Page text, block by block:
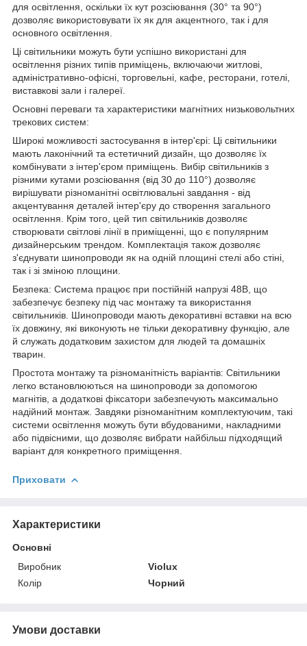
для освітлення, оскільки їх кут розсіювання (30° та 90°)
дозволяє використовувати їх як для акцентного, так і для
основного освітлення.
Ці світильники можуть бути успішно використані для
освітлення різних типів приміщень, включаючи житлові,
адміністративно-офісні, торговельні, кафе, ресторани, готелі,
виставкові зали і галереї.
Основні переваги та характеристики магнітних низьковольтних
трекових систем:
Широкі можливості застосування в інтер'єрі: Ці світильники
мають лаконічний та естетичний дизайн, що дозволяє їх
комбінувати з інтер'єром приміщень. Вибір світильників з
різними кутами розсіювання (від 30 до 110°) дозволяє
вирішувати різноманітні освітлювальні завдання - від
акцентування деталей інтер'єру до створення загального
освітлення. Крім того, цей тип світильників дозволяє
створювати світлові лінії в приміщенні, що є популярним
дизайнерським трендом. Комплектація також дозволяє
з'єднувати шинопроводи як на одній площині стелі або стіні,
так і зі зміною площини.
Безпека: Система працює при постійній напрузі 48В, що
забезпечує безпеку під час монтажу та використання
світильників. Шинопроводи мають декоративні вставки на всю
їх довжину, які виконують не тільки декоративну функцію, але
й служать додатковим захистом для людей та домашніх
тварин.
Простота монтажу та різноманітність варіантів: Світильники
легко встановлюються на шинопроводи за допомогою
магнітів, а додаткові фіксатори забезпечують максимально
надійний монтаж. Завдяки різноманітним комплектуючим, такі
системи освітлення можуть бути вбудованими, накладними
або підвісними, що дозволяє вибрати найбільш підходящий
варіант для конкретного приміщення.
Приховати
Характеристики
Основні
Виробник
Violux
Колір
Чорний
Умови доставки